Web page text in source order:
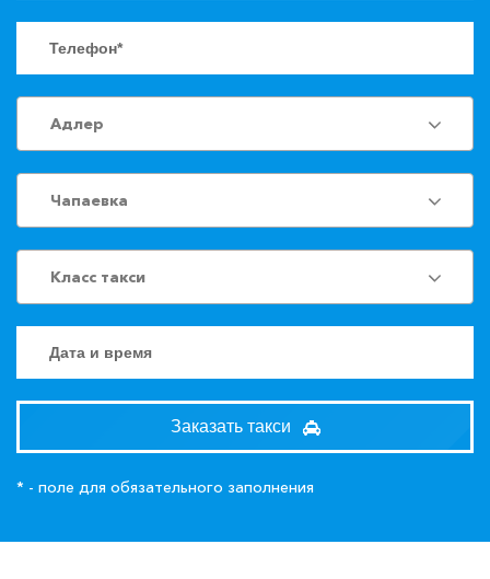
Адлер
Чапаевка
Класс такси
Заказать такси
* - поле для обязательного заполнения